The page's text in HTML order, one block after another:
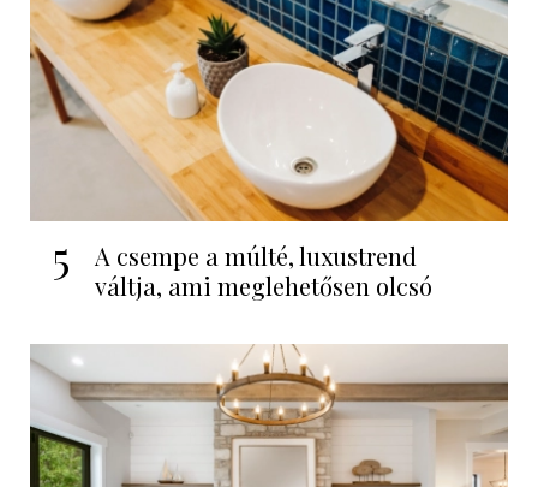
5
A csempe a múlté, luxustrend
váltja, ami meglehetősen olcsó